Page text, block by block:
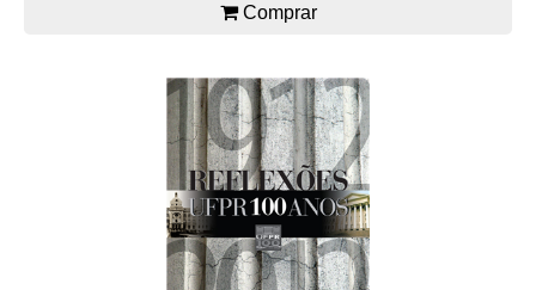
Comprar